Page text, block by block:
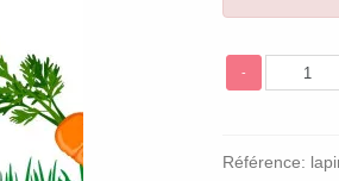
-
Référence: